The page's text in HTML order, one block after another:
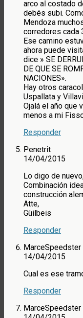
arco al costado
debés subi.
Mendoza
corredores cada
Ese camino
ahora puede
dice » SE
DE QUE SE
NACIONES».
Hay otros
Uspallata y
Ojalá el año que
menos a mi
Responder
Penetrit
14/04/2015
Lo digo de
Combinación
construcción
Atte,
Güilbeis
Responder
MarceSpeedster
14/04/2015
Cual es ese
Responder
MarceSpeedster